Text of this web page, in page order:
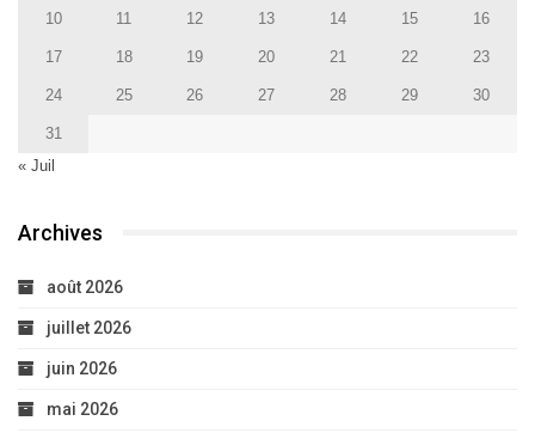
10 11 12 13 14 15 16
17 18 19 20 21 22 23
24 25 26 27 28 29 30
31
« Juil
Archives
août 2026
juillet 2026
juin 2026
mai 2026